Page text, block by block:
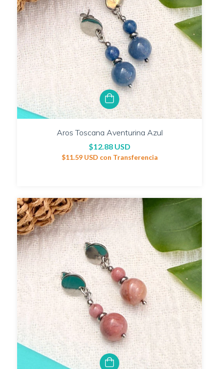
Aros Toscana Aventurina Azul
$12.88 USD
$11.59 USD con Transferencia